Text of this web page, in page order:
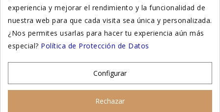
Higiene y salud gatos
Suplementación natural
Nuestras tiendas
experiencia y mejorar el rendimiento y la funcionalidad de
nuestra web para que cada visita sea única y personalizada.
¿Nos permites usarlas para hacer tu experiencia aún más
especial? Política de Protección de Datos
Configurar
Rechazar